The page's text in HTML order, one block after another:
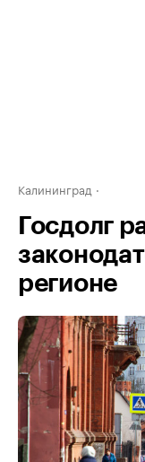
Калининград
Госдолг
регионе